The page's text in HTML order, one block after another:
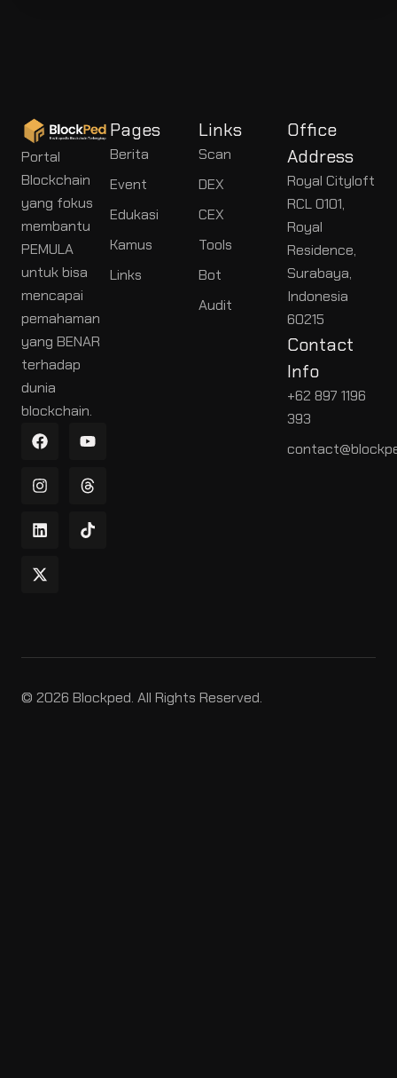
Portal
Blockchain
yang fokus
membantu
PEMULA
untuk bisa
mencapai
pemahaman
yang BENAR
terhadap
dunia
blockchain.
Pages
Berita
Event
Edukasi
Kamus
Links
Links
Scan
DEX
CEX
Tools
Bot
Audit
Office
Address
Royal Cityloft
RCL 0101,
Royal
Residence,
Surabaya,
Indonesia
60215
Contact
Info
+62 897 1196
393
© 2026 Blockped. All Rights Reserved.